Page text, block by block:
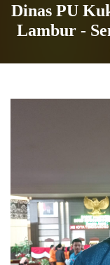
Dinas PU
Lambur -